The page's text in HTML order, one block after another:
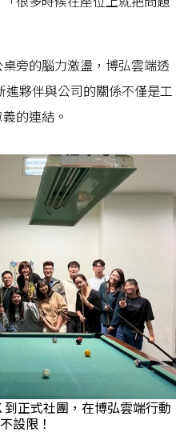
旁的腦力激盪，博弘雲端透
夥伴與公司的關係不僅是工
的連結。
正式社團，在博弘雲端行動
設限！